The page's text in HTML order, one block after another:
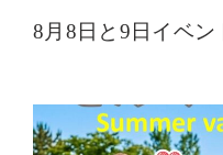
8月8日と9日イベン